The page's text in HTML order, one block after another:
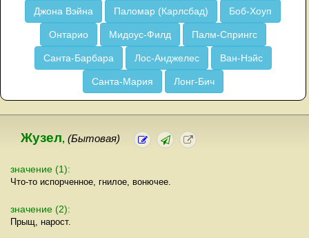
Джона Вэйна
Паломар (Карлсбад) Боб-Хоуп
Онтарио Мидоус-Филд Палм-Спрингс
Санта-Барбара Лос-Анджелес Ван-Нэйс
Санта-Мария Лонг-Бич
Жузел, (Бытовая)
значение (1):
Что-то испорченное, гнилое, вонючее.
значение (2):
Прыщ, нарост.